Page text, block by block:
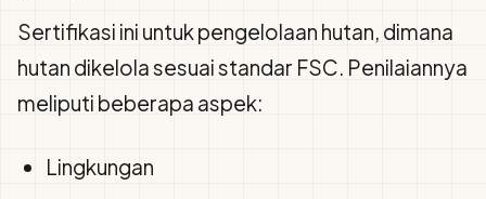
Sertifikasi ini untuk pengelolaan hutan, dimana
hutan dikelola sesuai standar FSC. Penilaiannya
meliputi beberapa aspek:
Lingkungan